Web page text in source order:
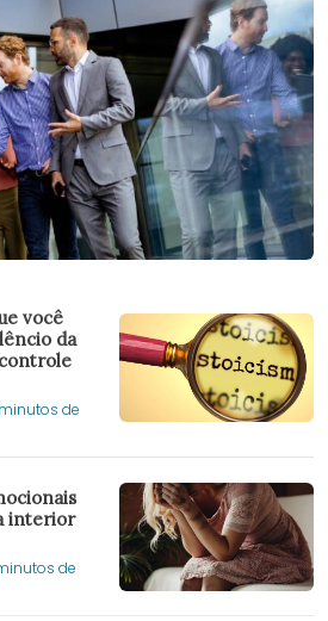
você
da
de
interior
de